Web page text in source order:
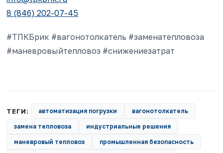
8 (846) 202-07-45
#ТПКБрик #вагонотолкатель #заменатепловоза
#маневровыйтепловоз #снижениезатрат
ТЕГИ: автоматизация погрузки вагонотолкатель
замена тепловоза индустриальные решения
маневровый тепловоз промышленная безопасность